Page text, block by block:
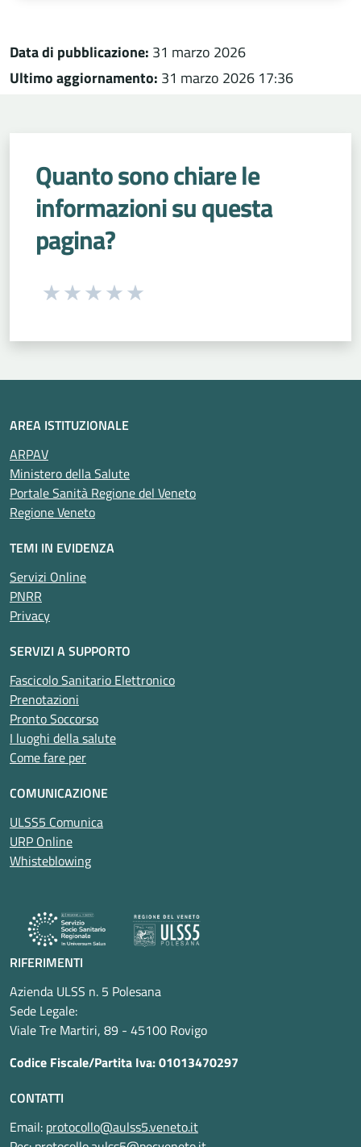
Data di pubblicazione: 31 marzo 2026
Ultimo aggiornamento: 31 marzo 2026 17:36
Quanto sono chiare le
informazioni su questa
pagina?
Seleziona una valutazione da 1 a 5 stelle
AREA ISTITUZIONALE
ARPAV
Ministero della Salute
Portale Sanità Regione del Veneto
Regione Veneto
TEMI IN EVIDENZA
Servizi Online
PNRR
Privacy
SERVIZI A SUPPORTO
Fascicolo Sanitario Elettronico
Prenotazioni
Pronto Soccorso
I luoghi della salute
Come fare per
COMUNICAZIONE
ULSS5 Comunica
URP Online
Whisteblowing
RIFERIMENTI
Azienda ULSS n. 5 Polesana
Sede Legale:
Viale Tre Martiri, 89 - 45100 Rovigo
Codice Fiscale/Partita Iva: 01013470297
CONTATTI
Email: protocollo@aulss5.veneto.it